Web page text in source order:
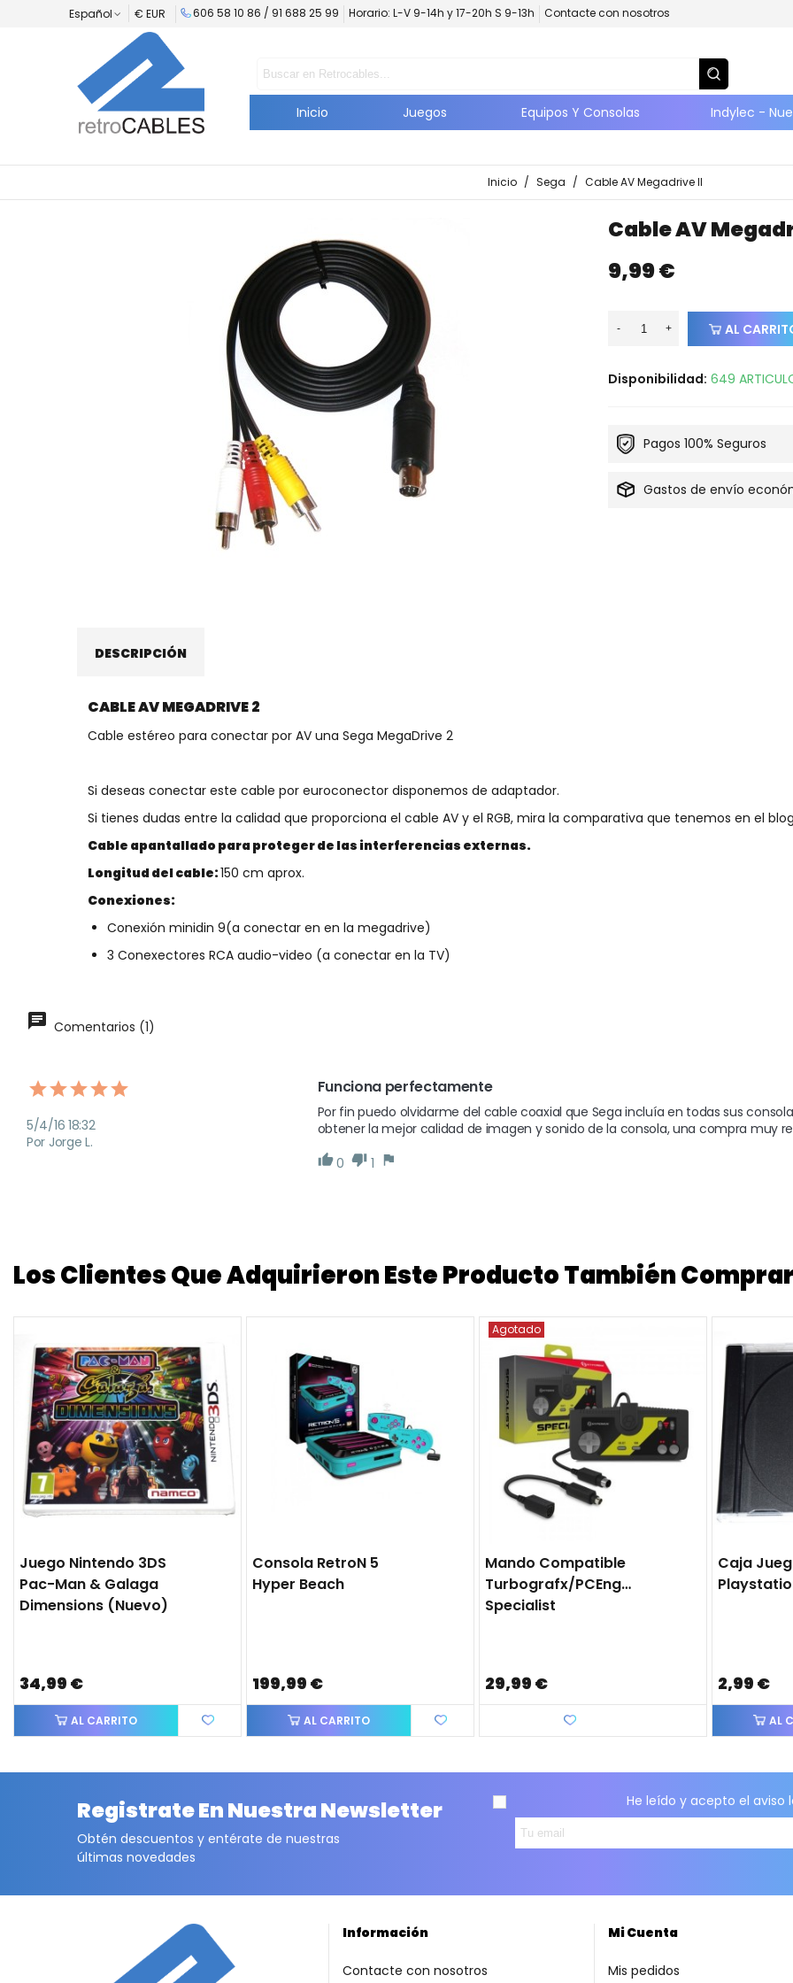
Español € EUR 606 58 10 86 / 91 688 25 99 Horario: L-V 9-14h y 17-20h S 9-13h Contacte con nosotros
Inicio Juegos Equipos Y Consolas Indylec -
Inicio / Sega / Cable AV Megadrive II
Cable AV
9,99 €
- + AL
Disponibilidad: 649
Pagos 100% Seguros
Gastos de envío
DESCRIPCIÓN
CABLE AV MEGADRIVE 2
Cable estéreo para conectar por AV una Sega MegaDrive 2
Si deseas conectar este cable por euroconector disponemos de adaptador.
Si tienes dudas entre la calidad que proporciona el cable AV y el RGB, mira la comparativa que tenemos en el blog
Cable apantallado para proteger de las interferencias externas.
Longitud del cable:150 cm aprox.
Conexiones:
Conexión minidin 9(a conectar en en la megadrive)
3 Conexectores RCA audio-video (a conectar en la TV)
Comentarios (1)
5/4/16 18:32
Por Jorge L.
Funciona perfectamente
Por fin puedo olvidarme del cable coaxial que Sega incluía en todas sus
obtener la mejor calidad de imagen y sonido de la consola, una compra muy
0
1
Los Clientes Que Adquirieron Este Producto También
Juego Nintendo 3DS
Pac-Man & Galaga
Dimensions (nuevo)
34,99 €
AL CARRITO
Consola RetroN 5
Hyper Beach
199,99 €
AL CARRITO
Agotado
Mando Compatible
Turbografx/PCEngine
Specialist
29,99 €
Caja
2,99 €
AL
Registrate En Nuestra Newsletter
Obtén descuentos y entérate de nuestras
últimas novedades
He leído y acepto elaviso
Información
Contacte con nosotros
Mi Cuenta
Mis pedidos